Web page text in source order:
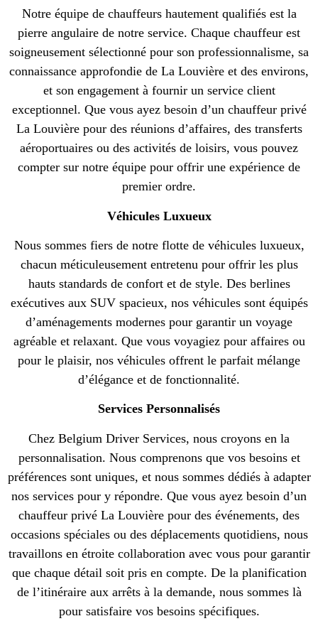
Notre équipe de chauffeurs hautement qualifiés est la
pierre angulaire de notre service. Chaque chauffeur est
soigneusement sélectionné pour son professionnalisme, sa
connaissance approfondie de La Louvière et des environs,
et son engagement à fournir un service client
exceptionnel. Que vous ayez besoin d’un chauffeur privé
La Louvière pour des réunions d’affaires, des transferts
aéroportuaires ou des activités de loisirs, vous pouvez
compter sur notre équipe pour offrir une expérience de
premier ordre.
Véhicules Luxueux
Nous sommes fiers de notre flotte de véhicules luxueux,
chacun méticuleusement entretenu pour offrir les plus
hauts standards de confort et de style. Des berlines
exécutives aux SUV spacieux, nos véhicules sont équipés
d’aménagements modernes pour garantir un voyage
agréable et relaxant. Que vous voyagiez pour affaires ou
pour le plaisir, nos véhicules offrent le parfait mélange
d’élégance et de fonctionnalité.
Services Personnalisés
Chez Belgium Driver Services, nous croyons en la
personnalisation. Nous comprenons que vos besoins et
préférences sont uniques, et nous sommes dédiés à adapter
nos services pour y répondre. Que vous ayez besoin d’un
chauffeur privé La Louvière pour des événements, des
occasions spéciales ou des déplacements quotidiens, nous
travaillons en étroite collaboration avec vous pour garantir
que chaque détail soit pris en compte. De la planification
de l’itinéraire aux arrêts à la demande, nous sommes là
pour satisfaire vos besoins spécifiques.